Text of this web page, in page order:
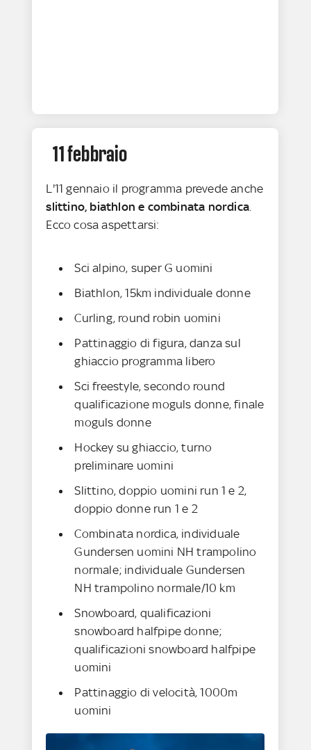
11 febbraio
L'11 gennaio il programma prevede anche
slittino, biathlon e combinata nordica.
Ecco cosa aspettarsi:
Sci alpino, super G uomini
Biathlon, 15km individuale donne
Curling, round robin uomini
Pattinaggio di figura, danza sul
ghiaccio programma libero
Sci freestyle, secondo round
qualificazione moguls donne, finale
moguls donne
Hockey su ghiaccio, turno
preliminare uomini
Slittino, doppio uomini run 1 e 2,
doppio donne run 1 e 2
Combinata nordica, individuale
Gundersen uomini NH trampolino
normale; individuale Gundersen
NH trampolino normale/10 km
Snowboard, qualificazioni
snowboard halfpipe donne;
qualificazioni snowboard halfpipe
uomini
Pattinaggio di velocità, 1000m
uomini